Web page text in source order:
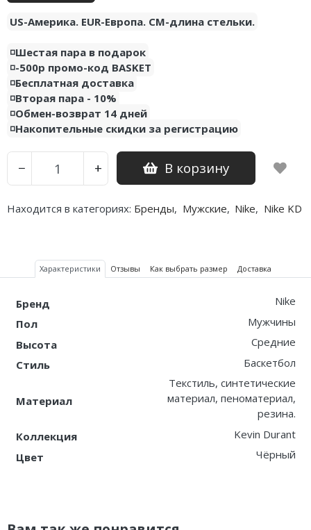
US-Америка. EUR-Европа. CM-длина стельки.
◽️Шестая пара в подарок
◽️-500р промо-код BASKET
◽️Бесплатная доставка
◽️Вторая пара - 10%
◽️Обмен-возврат 14 дней
◽️Накопительные скидки за регистрацию
− + В корзину
Находится в категориях: Бренды, Мужские, Nike, Nike KD
Характеристики Отзывы Как выбрать размер Доставка
Бренд
Nike
Пол
Мужчины
Высота
Средние
Стиль
Баскетбол
Материал
Текстиль, синтетические
материал, пеноматериал,
резина.
Коллекция
Kevin Durant
Цвет
Чёрный